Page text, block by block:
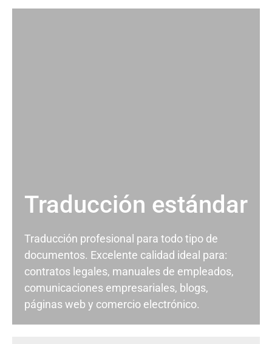
Traducción estándar
Traducción profesional para todo tipo de
documentos. Excelente calidad ideal para:
contratos legales, manuales de empleados,
comunicaciones empresariales, blogs,
páginas web y comercio electrónico.